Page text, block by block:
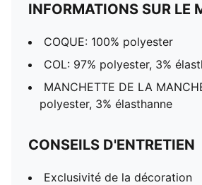
INFORMATIONS SUR LE
COQUE: 100% polyester
COL: 97% polyester, 3%
MANCHETTE DE LA
polyester, 3% élasthanne
CONSEILS D'ENTRETIEN
Exclusivité de la décoration